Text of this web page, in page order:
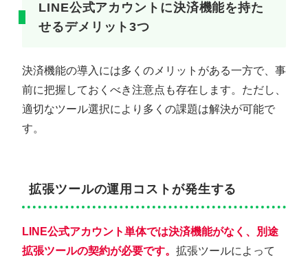
LINE公式アカウントに決済機能を持た
せるデメリット3つ
決済機能の導入には多くのメリットがある一方で、事
前に把握しておくべき注意点も存在します。ただし、
適切なツール選択により多くの課題は解決が可能で
す。
拡張ツールの運用コストが発生する
LINE公式アカウント単体では決済機能がなく、別途
拡張ツールの契約が必要です。 拡張ツールによって